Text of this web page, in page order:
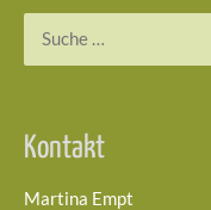
Kontakt
Martina Empt